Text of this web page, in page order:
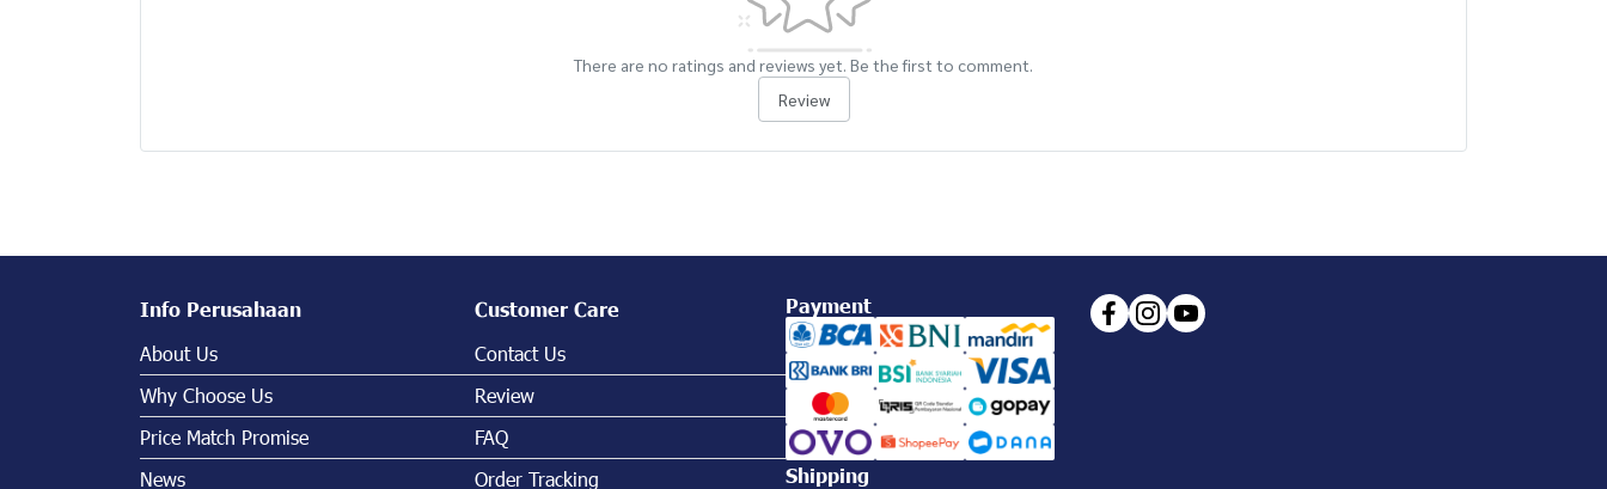
There are no ratings and reviews yet. Be the first to comment.
Review
Info Perusahaan
About Us
Why Choose Us
Price Match Promise
News
Customer Care
Contact Us
Review
FAQ
Order Tracking
Payment
Shipping